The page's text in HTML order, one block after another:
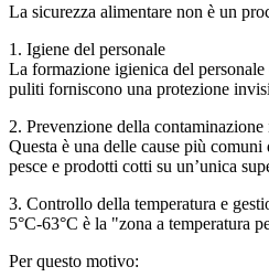
La sicurezza alimentare non è un
1. Igiene del personale
La formazione igienica del
puliti forniscono una protezione
2. Prevenzione della contaminazione
Questa è una delle cause più
pesce e prodotti cotti su un’unica
3. Controllo della temperatura e
5°C-63°C è la "zona a temperatura
Per questo motivo: